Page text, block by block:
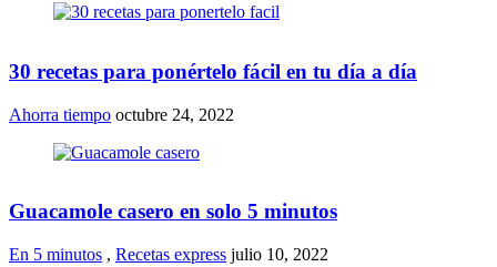
30 recetas para ponértelo fácil en tu día a día
Ahorra tiempo octubre 24, 2022
Guacamole casero en solo 5 minutos
En 5 minutos , Recetas express julio 10, 2022